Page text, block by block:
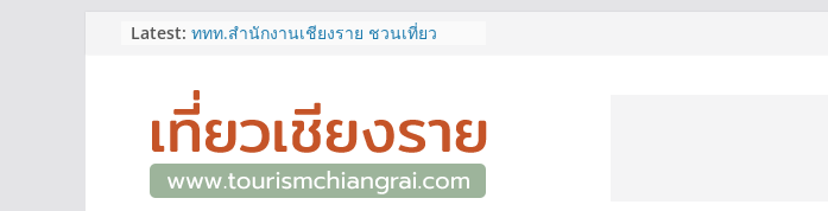
Latest: ททท.สำนักงานเชียงราย ชวนเที่ยว
เก็บแสตมป์ครบ แล้วรับของที่ระลึกสุด
พิเศษ! ทันที
เลขสวย หมวด ขจ เปิดประมูลออนไลน์
แล้ววันนี้ เลขเด่น เลขมงคล ความหมาย
ดีมีให้เลือกหลากหลายทั้ง 301 หมายเลข